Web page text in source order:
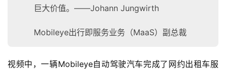
巨大价值。——Johann Jungwirth
Mobileye出行即服务业务（MaaS）副总裁
视频中，一辆Mobileye自动驾驶汽车完成了网约出租车服